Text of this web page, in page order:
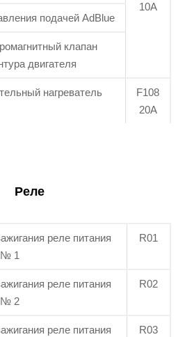
10А
подачей AdBlue
клапан
двигателя
нагреватель
F108
20А
Реле
реле питания
№ 1
R01
реле питания
№ 2
R02
реле питания
R03